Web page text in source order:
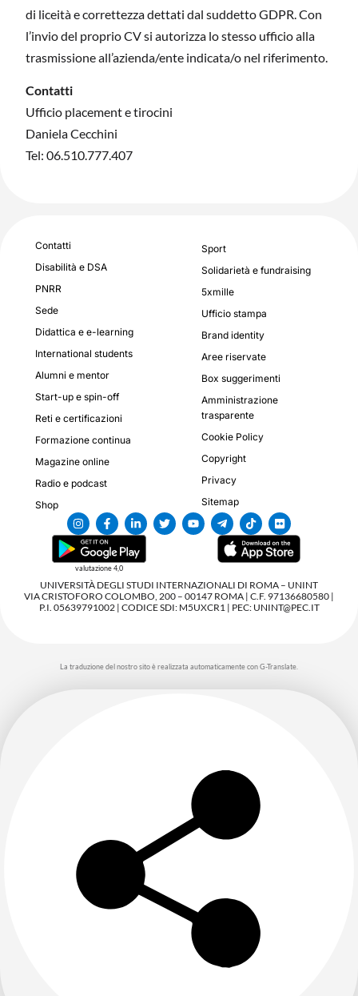
di liceità e correttezza dettati dal suddetto GDPR. Con
l’invio del proprio CV si autorizza lo stesso ufficio alla
trasmissione all’azienda/ente indicata/o nel riferimento.
Contatti
Ufficio placement e tirocini
Daniela Cecchini
Tel: 06.510.777.407
Contatti
Disabilità e DSA
PNRR
Sede
Didattica e e-learning
International students
Alumni e mentor
Start-up e spin-off
Reti e certificazioni
Formazione continua
Magazine online
Radio e podcast
Shop
Sport
Solidarietà e fundraising
5xmille
Ufficio stampa
Brand identity
Aree riservate
Box suggerimenti
Amministrazione
trasparente
Cookie Policy
Copyright
Privacy
Sitemap
valutazione 4,0
UNIVERSITÀ DEGLI STUDI INTERNAZIONALI DI ROMA – UNINT
VIA CRISTOFORO COLOMBO, 200 – 00147 ROMA | C.F. 97136680580 |
P.I. 05639791002 | CODICE SDI: M5UXCR1 | PEC: UNINT@PEC.IT
La traduzione del nostro sito è realizzata automaticamente con G-Translate.